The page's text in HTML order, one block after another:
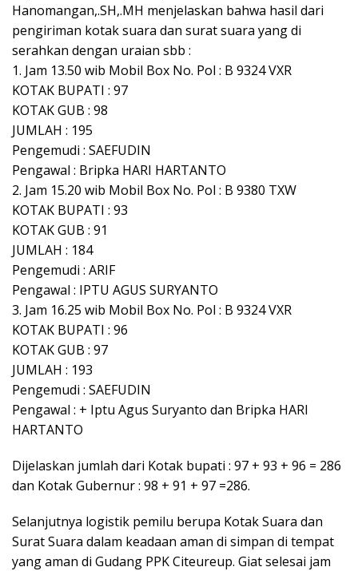
Hanomangan,.SH,.MH menjelaskan bahwa hasil dari
pengiriman kotak suara dan surat suara yang di
serahkan dengan uraian sbb :
1. Jam 13.50 wib Mobil Box No. Pol : B 9324 VXR
KOTAK BUPATI : 97
KOTAK GUB : 98
JUMLAH : 195
Pengemudi : SAEFUDIN
Pengawal : Bripka HARI HARTANTO
2. Jam 15.20 wib Mobil Box No. Pol : B 9380 TXW
KOTAK BUPATI : 93
KOTAK GUB : 91
JUMLAH : 184
Pengemudi : ARIF
Pengawal : IPTU AGUS SURYANTO
3. Jam 16.25 wib Mobil Box No. Pol : B 9324 VXR
KOTAK BUPATI : 96
KOTAK GUB : 97
JUMLAH : 193
Pengemudi : SAEFUDIN
Pengawal : + Iptu Agus Suryanto dan Bripka HARI
HARTANTO
Dijelaskan jumlah dari Kotak bupati : 97 + 93 + 96 = 286
dan Kotak Gubernur : 98 + 91 + 97 =286.
Selanjutnya logistik pemilu berupa Kotak Suara dan
Surat Suara dalam keadaan aman di simpan di tempat
yang aman di Gudang PPK Citeureup. Giat selesai jam